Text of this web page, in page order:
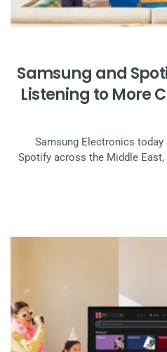
Samsung and
Listening to More
Samsung Electronics
Spotify across the Middle